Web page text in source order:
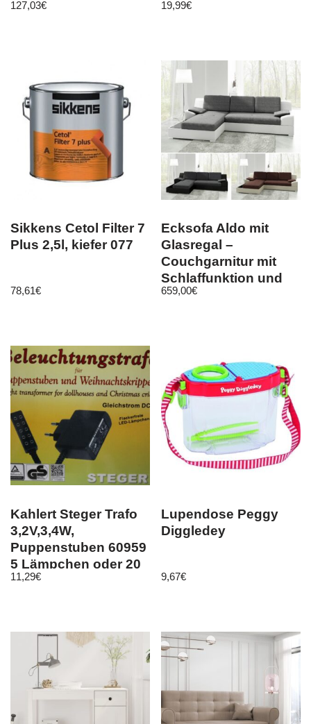
127,03€ 19,99€
Sikkens Cetol Filter 7
Plus 2,5l, kiefer 077
78,61€
Ecksofa Aldo mit
Glasregal –
Couchgarnitur mit
Schlaffunktion und
Bettkasten Big Sofa
659,00€
Kahlert Steger Trafo
3,2V,3,4W,
Puppenstuben 60959
5 Lämpchen oder 20
LED
11,29€
Lupendose Peggy
Diggledey
9,67€